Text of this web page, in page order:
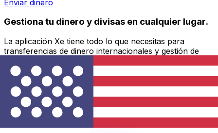
Enviar dinero
Gestiona tu dinero y divisas en cualquier lugar.
La aplicación Xe tiene todo lo que necesitas para
transferencias de dinero internacionales y gestión de
transfiere dinero al extranjero sin comisiones ocultas.
¡Descarga hoy!